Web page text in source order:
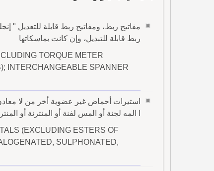
مفاتيح ربط، ومفاتيح ربط قابلة للتعديل "
ربط قابلة للتبديل، وإن كانت بماسكاتها
TORQUE METER
INTERCHANGEABLE SPANNER
استيرات أحماض غير عضوية أخر من لا معادن
ا المه لجنة أو المس لفنة أو المنترنة أو
(EXCLUDING ESTERS OF
SULPHONATED,